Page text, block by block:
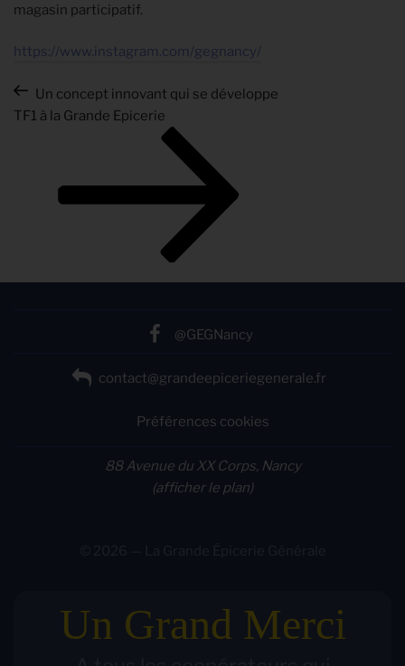
magasin participatif.
https://www.instagram.com/gegnancy/
NAVIGATION
DE
Article
précédent
Un concept innovant qui se développe
Article
TF1 à la Grande Epicerie
@GEGNancy
contact@grandeepiceriegenerale.fr
Préférences cookies
88 Avenue du XX Corps, Nancy
(afficher le plan)
Un Grand Merci